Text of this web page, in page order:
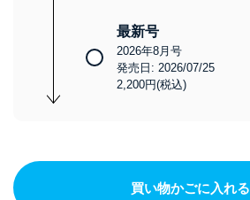
最新号
2026年8月号
発売日: 2026/07/25
2,200円(税込)
買い物かごに入れる